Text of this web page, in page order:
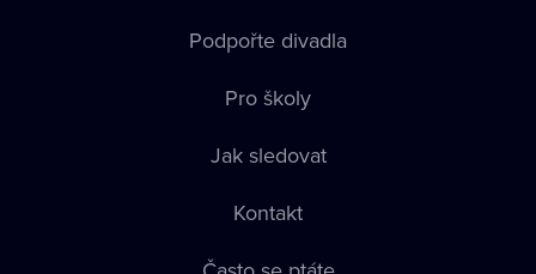
Podpořte divadla
Pro školy
Jak sledovat
Kontakt